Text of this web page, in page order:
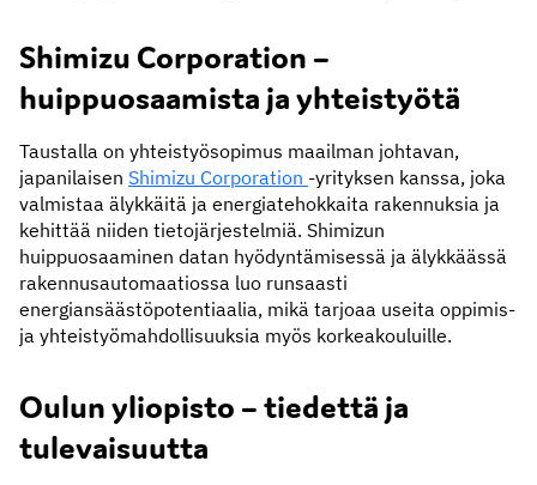
Shimizu Corporation –
huippuosaamista ja yhteistyötä
Taustalla on yhteistyösopimus maailman johtavan,
japanilaisen Shimizu Corporation -yrityksen kanssa, joka
valmistaa älykkäitä ja energiatehokkaita rakennuksia ja
kehittää niiden tietojärjestelmiä. Shimizun
huippuosaaminen datan hyödyntämisessä ja älykkäässä
rakennusautomaatiossa luo runsaasti
energiansäästöpotentiaalia, mikä tarjoaa useita oppimis-
ja yhteistyömahdollisuuksia myös korkeakouluille.
Oulun yliopisto – tiedettä ja
tulevaisuutta